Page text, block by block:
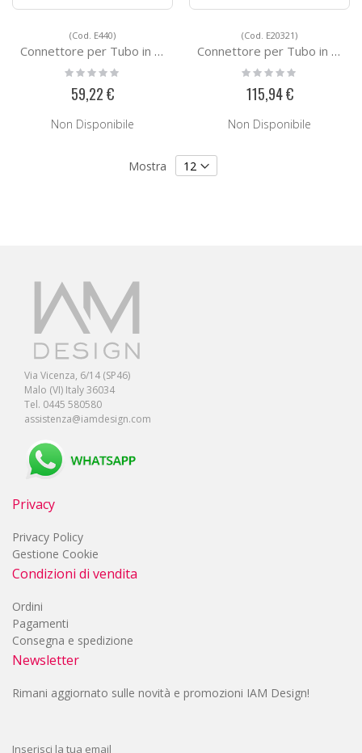
(Cod. E440)
Connettore per Tubo in Acciaio E440
Rating:
59,22 €
Non Disponibile
(Cod. E20321)
Connettore per Tubo in Acciaio E20321
Rating:
115,94 €
Non Disponibile
Mostra
Via Vicenza, 6/14 (SP46)
Malo (VI) Italy 36034
Tel. 0445 580580
assistenza@iamdesign.com
Privacy
Privacy Policy
Gestione Cookie
Condizioni di vendita
Ordini
Pagamenti
Consegna e spedizione
Newsletter
Rimani aggiornato sulle novità e promozioni IAM Design!
Inserisci la tua email